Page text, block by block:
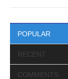
POPULAR
RECENT
COMMENTS